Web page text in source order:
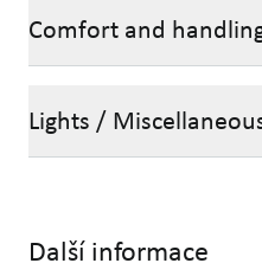
Comfort and
Lights /
Další informace